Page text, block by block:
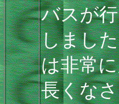
バスが
しまし
は非常
長くな